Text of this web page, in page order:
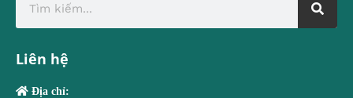
Liên hệ
Địa chỉ: